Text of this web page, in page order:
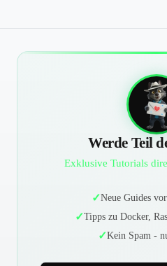
Werde Teil
Exklusive Tutorials
Neue Guides
Tipps zu Docker,
Kein Spam -